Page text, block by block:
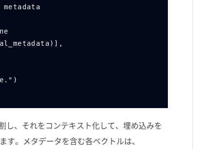
metadata
し、それをコンテキスト化して、埋め込みを
。メタデータを含む各ベクトルは、